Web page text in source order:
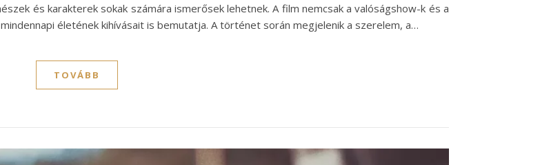
és karakterek sokak számára ismerősek lehetnek. A film nemcsak a valóságshow-k és a
életének kihívásait is bemutatja. A történet során megjelenik a szerelem, a…
TOVÁBB